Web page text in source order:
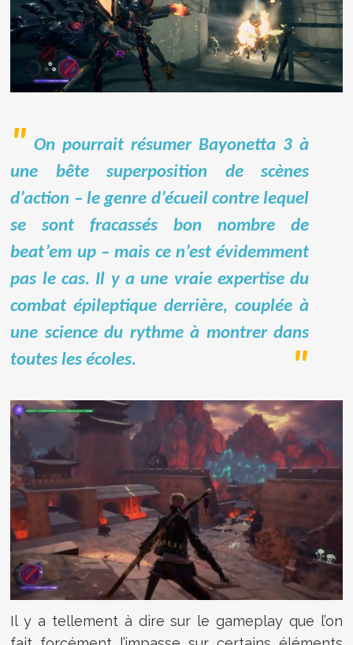
On pourrait résumer Bayonetta 3 à
une bête superposition de scènes
d’action – le genre d’écueil contre lequel
se sont fracassés bon nombre de
beat’em up – mais ce n’est évidemment
pas le cas. Il y a une vraie expertise du
combat épileptique derrière, couplée à
une science du rythme à montrer dans
toutes les écoles.
Il y a tellement à dire sur le gameplay que l’on